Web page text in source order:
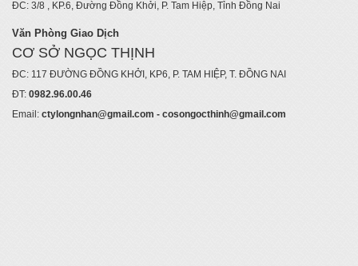
ĐC: 3/8 , KP.6, Đường Đồng Khởi, P. Tam Hiệp, Tỉnh Đồng Nai
Văn Phòng Giao Dịch
CƠ SỞ NGỌC THỊNH
ĐC: 117 ĐƯỜNG ĐỒNG KHỞI, KP6, P. TAM HIỆP, T. ĐỒNG NAI
ĐT: 0982.96.00.46
Email: ctylongnhan@gmail.com - cosongocthinh@gmail.com